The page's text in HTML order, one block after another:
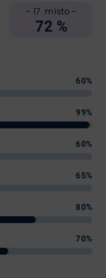
- 17. místo -
72 %
60%
99%
60%
65%
80%
70%